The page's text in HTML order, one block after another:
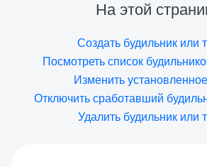
На этой
Cоздать будильник или
Посмотреть список
Изменить
Отключить сработавший
Удалить будильник или